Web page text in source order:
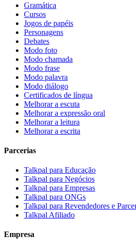
Gramática
Cursos
Jogos de papéis
Personagens
Debates
Modo foto
Modo chamada
Modo frase
Modo palavra
Modo diálogo
Certificados de língua
Melhorar a escuta
Melhorar a expressão oral
Melhorar a leitura
Melhorar a escrita
Parcerias
Talkpal para Educação
Talkpal para Negócios
Talkpal para Empresas
Talkpal para ONGs
Talkpal para Revendedores e
Talkpal Afiliado
Empresa